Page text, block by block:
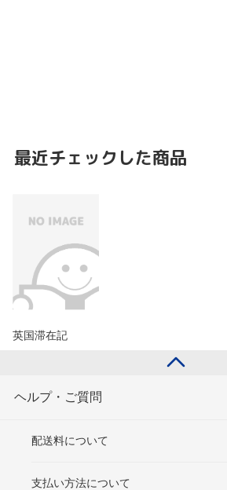
最近チェックした商品
英国滞在記
ヘルプ・ご質問
配送料について
支払い方法について